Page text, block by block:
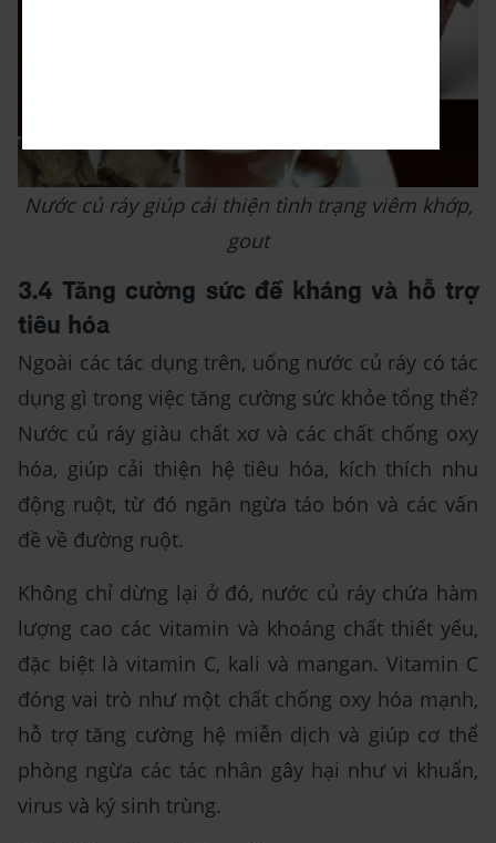
Nước củ ráy giúp cải thiện tình trạng viêm khớp,
gout
3.4 Tăng cường sức đề kháng và hỗ trợ
tiêu hóa
Ngoài các tác dụng trên, uống nước củ ráy có tác
dụng gì trong việc tăng cường sức khỏe tổng thể?
Nước củ ráy giàu chất xơ và các chất chống oxy
hóa, giúp cải thiện hệ tiêu hóa, kích thích nhu
động ruột, từ đó ngăn ngừa táo bón và các vấn
đề về đường ruột.
Không chỉ dừng lại ở đó, nước củ ráy chứa hàm
lượng cao các vitamin và khoáng chất thiết yếu,
đặc biệt là vitamin C, kali và mangan. Vitamin C
đóng vai trò như một chất chống oxy hóa mạnh,
hỗ trợ tăng cường hệ miễn dịch và giúp cơ thể
phòng ngừa các tác nhân gây hại như vi khuẩn,
virus và ký sinh trùng.